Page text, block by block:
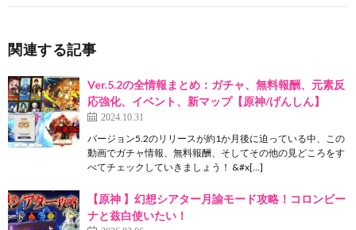
関連する記事
Ver.5.2の全情報まとめ：ガチャ、無料報酬、元素反
応強化、イベント、新マップ【原神/げんしん】
2024.10.31
バージョン5.2のリリースが約1か月後に迫っている中、この
動画でガチャ情報、無料報酬、そしてその他の見どころをす
べてチェックしていきましょう！ &#x[…]
【原神 】幻想シアター月諭モード攻略！コロンビー
ナと兹白使いたい！